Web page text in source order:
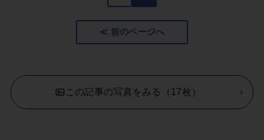
≪ 前のページへ
この記事の写真をみる（17枚）